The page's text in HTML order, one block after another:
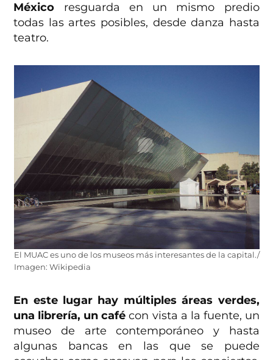
México resguarda en un mismo predio
todas las artes posibles, desde danza hasta
teatro.
El MUAC es uno de los museos más interesantes de la capital./
Imagen: Wikipedia
En este lugar hay múltiples áreas verdes,
una librería, un café con vista a la fuente, un
museo de arte contemporáneo y hasta
algunas bancas en las que se puede